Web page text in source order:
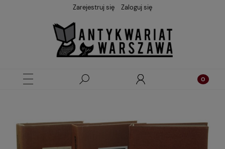
Zarejestruj się Zaloguj się